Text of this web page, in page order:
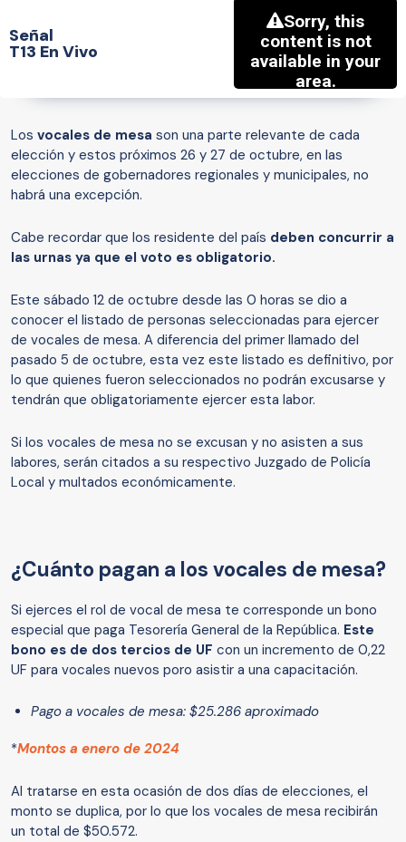
Señal
T13 En Vivo
Los vocales de mesa son una parte relevante de cada
elección y estos próximos 26 y 27 de octubre, en las
elecciones de gobernadores regionales y municipales, no
habrá una excepción.
Cabe recordar que los residente del país deben concurrir a
las urnas ya que el voto es obligatorio.
Este sábado 12 de octubre desde las 0 horas se dio a
conocer el listado de personas seleccionadas para ejercer
de vocales de mesa. A diferencia del primer llamado del
pasado 5 de octubre, esta vez este listado es definitivo, por
lo que quienes fueron seleccionados no podrán excusarse y
tendrán que obligatoriamente ejercer esta labor.
Si los vocales de mesa no se excusan y no asisten a sus
labores, serán citados a su respectivo Juzgado de Policía
Local y multados económicamente.
¿Cuánto pagan a los vocales de mesa?
Si ejerces el rol de vocal de mesa te corresponde un bono
especial que paga Tesorería General de la República. Este
bono es de dos tercios de UF con un incremento de 0,22
UF para vocales nuevos poro asistir a una capacitación.
Pago a vocales de mesa: $25.286 aproximado
*Montos a enero de 2024
Al tratarse en esta ocasión de dos días de elecciones, el
monto se duplica, por lo que los vocales de mesa recibirán
un total de $50.572.